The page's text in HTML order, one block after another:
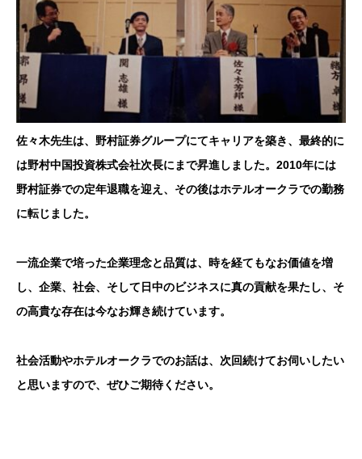
佐々木先生は、野村証券グループにてキャリアを築き、最終的に
は野村中国投資株式会社次長にまで昇進しました。2010年には
野村証券での定年退職を迎え、その後はホテルオークラでの勤務
に転じました。
一流企業で培った企業理念と品質は、時を経てもなお価値を増
し、企業、社会、そして日中のビジネスに真の貢献を果たし、そ
の高貴な存在は今なお輝き続けています。
社会活動やホテルオークラでのお話は、次回続けてお伺いしたい
と思いますので、ぜひご期待ください。